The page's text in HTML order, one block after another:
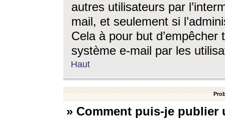
autres utilisateurs par
mail, et seulement si
Cela à pour but
système e-mail par les
Haut
» Comment puis-je